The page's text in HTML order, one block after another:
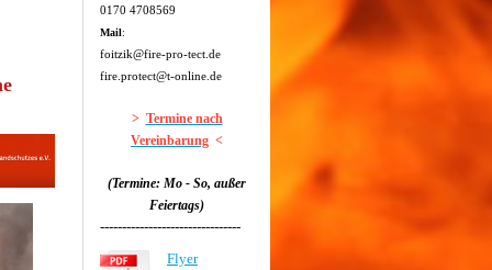
0170 4708569
Mail:
foitzik@fire-pro-tect.de
fire.protect@t-online.de
> Termine nach
Vereinbarung <
(Termine: Mo - So, außer
Feiertags)
--------------------------------
Flyer